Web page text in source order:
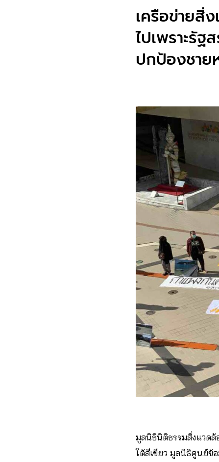
เครือข่ายสิ่
ไปเพราะรั
ปกป้องชาย
มูลนิธินิติธรรมสิ่งแวดล้
ใต้สีเขียว มูลนิธิศูนย์ข้